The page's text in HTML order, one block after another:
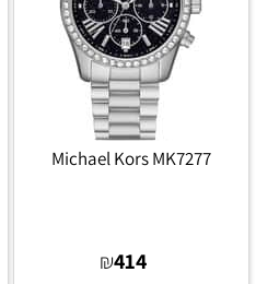
Michael Kors MK7277
₪414